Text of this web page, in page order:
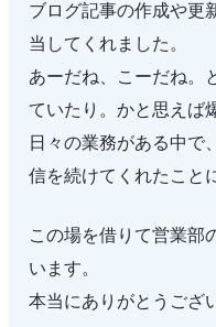
ブログ記事の作成や更
当してくれました。
あーだね、こーだね。
ていたり。かと思えば
日々の業務がある中で
信を続けてくれたこと
この場を借りて営業部
います。
本当にありがとうござ